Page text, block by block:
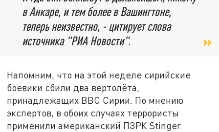
в Анкаре, и тем более в Вашингтоне,
теперь неизвестно, - цитирует слова
источника "РИА Новости".
Напомним, что на этой неделе сирийские
боевики сбили два вертолёта,
принадлежащих ВВС Сирии. По мнению
экспертов, в обоих случаях террористы
применили американский ПЗРК Stinger.